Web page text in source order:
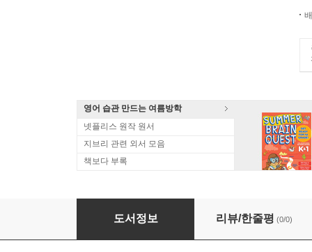
영어 습관 만드는 여름방학
넷플리스 원작 원서
지브리 관련 외서 모음
책보다 부록
Dog Diaries: Mission Impawsible: A Middle
도서정보 리뷰/한줄평 (0/0)